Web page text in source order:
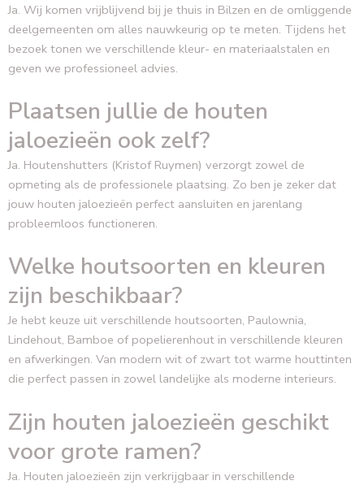
Ja. Wij komen vrijblijvend bij je thuis in Bilzen en de omliggende
deelgemeenten om alles nauwkeurig op te meten. Tijdens het
bezoek tonen we verschillende kleur- en materiaalstalen en
geven we professioneel advies.
Plaatsen jullie de houten
jaloezieën ook zelf?
Ja. Houtenshutters (Kristof Ruymen) verzorgt zowel de
opmeting als de professionele plaatsing. Zo ben je zeker dat
jouw houten jaloezieën perfect aansluiten en jarenlang
probleemloos functioneren.
Welke houtsoorten en kleuren
zijn beschikbaar?
Je hebt keuze uit verschillende houtsoorten, Paulownia,
Lindehout, Bamboe of popelierenhout in verschillende kleuren
en afwerkingen. Van modern wit of zwart tot warme houttinten
die perfect passen in zowel landelijke als moderne interieurs.
Zijn houten jaloezieën geschikt
voor grote ramen?
Ja. Houten jaloezieën zijn verkrijgbaar in verschillende